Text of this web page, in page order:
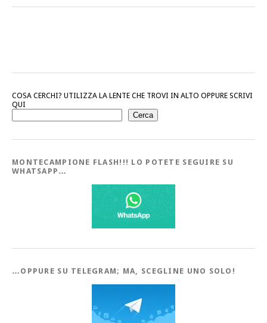
COSA CERCHI? UTILIZZA LA LENTE CHE TROVI IN ALTO OPPURE SCRIVI
QUI
Cerca
MONTECAMPIONE FLASH!!! LO POTETE SEGUIRE SU
WHATSAPP…
…OPPURE SU TELEGRAM; MA, SCEGLINE UNO SOLO!